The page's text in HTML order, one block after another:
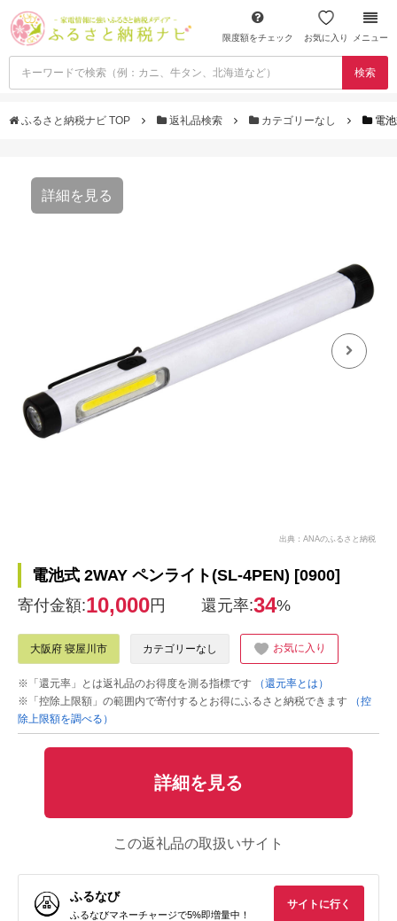
限度額をチェック お気に入り メニュー
検索
ふるさと納税ナビ TOP 返礼品検索 カテゴリーなし 電
詳細を見る
出典：ANAのふるさと納税
電池式 2WAY ペンライト(SL-4PEN) [0900]
寄付金額:10,000円 還元率:34%
大阪府 寝屋川市 カテゴリーなし お気に入り
※「還元率」とは返礼品のお得度を測る指標です
（還元率とは）
※「控除上限額」の範囲内で寄付するとお得にふるさと納税できます
（控
除上限額を調べる）
詳細を見る
この返礼品の取扱いサイト
ふるなび
ふるなびマネーチャージで5%即増量中！
サイトに行く